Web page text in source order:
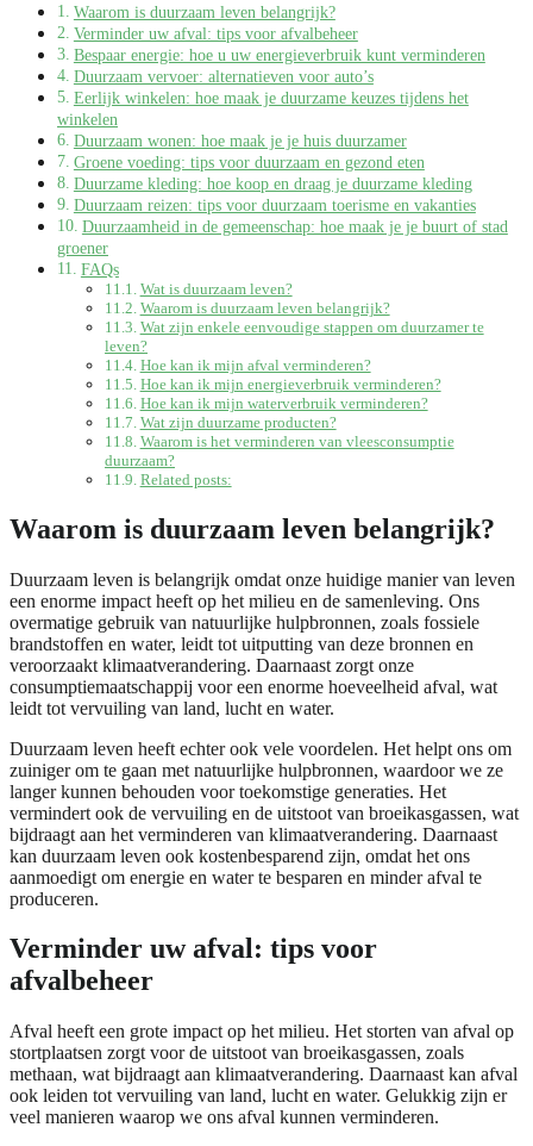
Waarom is duurzaam leven belangrijk?
Verminder uw afval: tips voor afvalbeheer
Bespaar energie: hoe u uw energieverbruik kunt verminderen
Duurzaam vervoer: alternatieven voor auto’s
Eerlijk winkelen: hoe maak je duurzame keuzes tijdens het
winkelen
Duurzaam wonen: hoe maak je je huis duurzamer
Groene voeding: tips voor duurzaam en gezond eten
Duurzame kleding: hoe koop en draag je duurzame kleding
Duurzaam reizen: tips voor duurzaam toerisme en vakanties
Duurzaamheid in de gemeenschap: hoe maak je je buurt of stad
groener
FAQs
Wat is duurzaam leven?
Waarom is duurzaam leven belangrijk?
Wat zijn enkele eenvoudige stappen om duurzamer te
leven?
Hoe kan ik mijn afval verminderen?
Hoe kan ik mijn energieverbruik verminderen?
Hoe kan ik mijn waterverbruik verminderen?
Wat zijn duurzame producten?
Waarom is het verminderen van vleesconsumptie
duurzaam?
Related posts:
Waarom is duurzaam leven belangrijk?
Duurzaam leven is belangrijk omdat onze huidige manier van leven
een enorme impact heeft op het milieu en de samenleving. Ons
overmatige gebruik van natuurlijke hulpbronnen, zoals fossiele
brandstoffen en water, leidt tot uitputting van deze bronnen en
veroorzaakt klimaatverandering. Daarnaast zorgt onze
consumptiemaatschappij voor een enorme hoeveelheid afval, wat
leidt tot vervuiling van land, lucht en water.
Duurzaam leven heeft echter ook vele voordelen. Het helpt ons om
zuiniger om te gaan met natuurlijke hulpbronnen, waardoor we ze
langer kunnen behouden voor toekomstige generaties. Het
vermindert ook de vervuiling en de uitstoot van broeikasgassen, wat
bijdraagt aan het verminderen van klimaatverandering. Daarnaast
kan duurzaam leven ook kostenbesparend zijn, omdat het ons
aanmoedigt om energie en water te besparen en minder afval te
produceren.
Verminder uw afval: tips voor
afvalbeheer
Afval heeft een grote impact op het milieu. Het storten van afval op
stortplaatsen zorgt voor de uitstoot van broeikasgassen, zoals
methaan, wat bijdraagt aan klimaatverandering. Daarnaast kan afval
ook leiden tot vervuiling van land, lucht en water. Gelukkig zijn er
veel manieren waarop we ons afval kunnen verminderen.